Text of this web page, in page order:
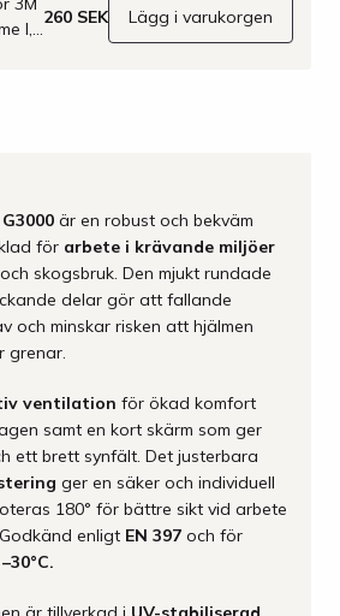
I,
260 SEK Lägg i varukorgen
är en robust och bekväm
för arbete i krävande miljöer
skogsbruk. Den mjukt rundade
delar gör att fallande
och minskar risken att hjälmen
grenar.
ventilation för ökad komfort
samt en kort skärm som ger
ett brett synfält. Det justerbara
ger en säker och individuell
180° för bättre sikt vid arbete
enligt EN 397 och för
–30°C.